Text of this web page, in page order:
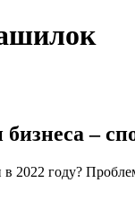
–
2022 году?